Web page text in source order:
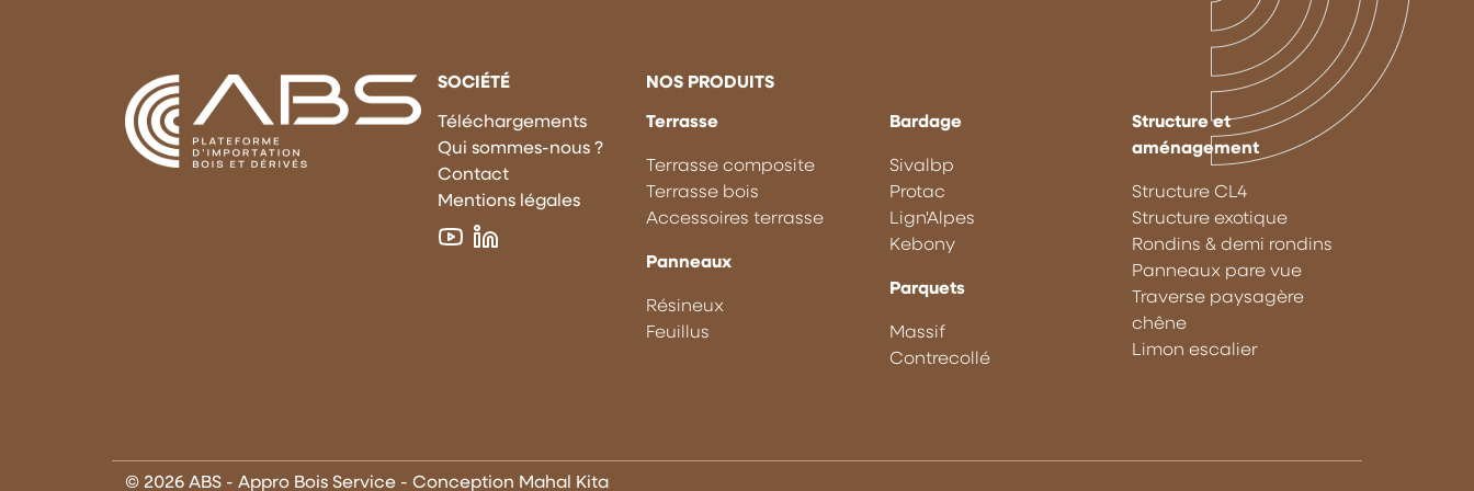
SOCIÉTÉ
Téléchargements
Qui sommes-nous ?
Contact
Mentions légales
NOS PRODUITS
Terrasse
Terrasse composite
Terrasse bois
Accessoires terrasse
Panneaux
Résineux
Feuillus
Bardage
Sivalbp
Protac
Lign'Alpes
Kebony
Parquets
Massif
Contrecollé
Structure et
aménagement
Structure CL4
Structure exotique
Rondins & demi rondins
Panneaux pare vue
Traverse paysagère
chêne
Limon escalier
© 2026 ABS - Appro Bois Service - Conception Mahal Kita